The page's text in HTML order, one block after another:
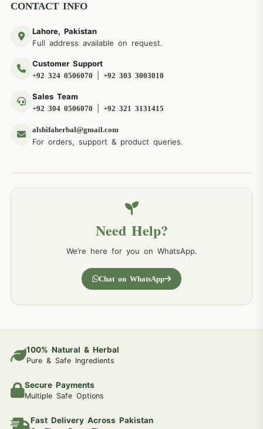
CONTACT INFO
Lahore, Pakistan
Full address available on request.
Customer Support
+92 324 0506070 +92 303 3003010
Sales Team
+92 304 0506070 +92 321 3131415
alshifaherbal@gmail.com
For orders, support & product queries.
Need Help?
We’re here for you on WhatsApp.
Chat on WhatsApp
100% Natural & Herbal
Pure & Safe Ingredients
Secure Payments
Multiple Safe Options
Fast Delivery Across Pakistan